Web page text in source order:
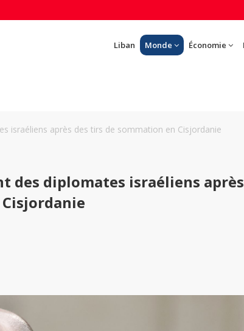
Liban Monde Économie
israéliens après des tirs de sommation en Cisjordanie
des diplomates israéliens après